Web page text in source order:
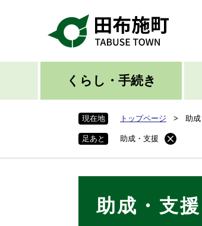
先
くらし・手続き
現在地 トップページ > 助
足あと 助成・支援
助成・支援